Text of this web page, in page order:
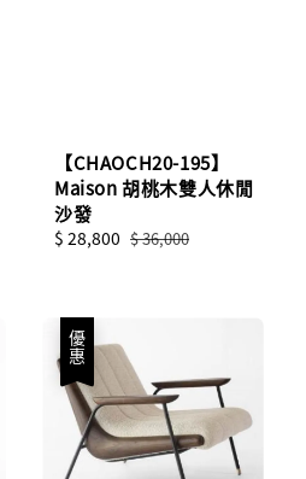
【CHAOCH20-195】
Maison 胡桃木雙人休閒
沙發
Sale
$ 28,800 Regular
$ 36,000
優惠